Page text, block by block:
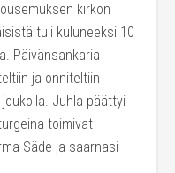
kirkon
tuli kuluneeksi 10
Päivänsankaria
ja onniteltiin
Juhla päättyi
toimivat
Säde ja saarnasi